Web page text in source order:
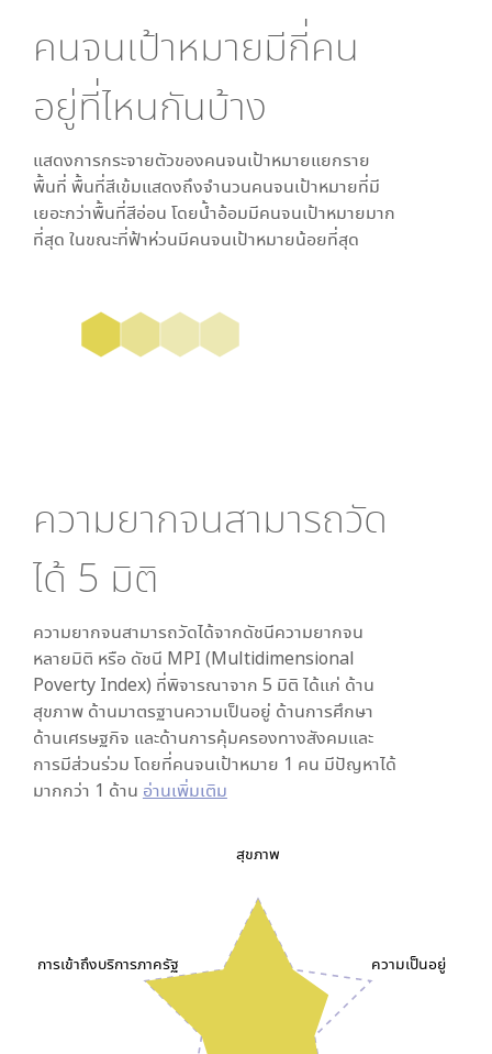
คนจนเป้าหมายมีกี่คน
อยู่ที่ไหนกันบ้าง
แสดงการกระจายตัวของคนจนเป้าหมายแยกราย
พื้นที่ พื้นที่สีเข้มแสดงถึงจำนวนคนจนเป้าหมายที่มี
เยอะกว่าพื้นที่สีอ่อน โดยน้ำอ้อมมีคนจนเป้าหมายมาก
ที่สุด ในขณะที่ฟ้าห่วนมีคนจนเป้าหมายน้อยที่สุด
ความยากจนสามารถวัด
ได้ 5 มิติ
ความยากจนสามารถวัดได้จากดัชนีความยากจน
หลายมิติ หรือ ดัชนี MPI (Multidimensional
Poverty Index) ที่พิจารณาจาก 5 มิติ ได้แก่ ด้าน
สุขภาพ ด้านมาตรฐานความเป็นอยู่ ด้านการศึกษา
ด้านเศรษฐกิจ และด้านการคุ้มครองทางสังคมและ
การมีส่วนร่วม โดยที่คนจนเป้าหมาย 1 คน มีปัญหาได้
มากกว่า 1 ด้าน อ่านเพิ่มเติม
สุขภาพ
ความเป็นอยู่
การเข้าถึงบริการภาครัฐ